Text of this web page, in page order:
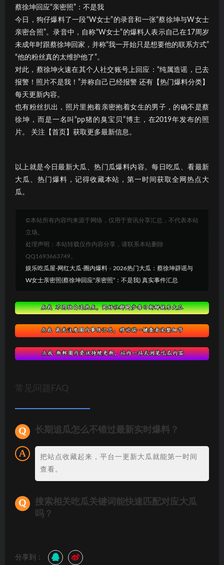
蔡徐坤回应“亲密照”：不是我
今日，狗仔爆料了一段“W女士”的录音和一张“蔡徐坤与W女士
亲密合照”。录音中，自称“W女士”的爆料人表示自己在17周岁
未成年时跟蔡徐坤回家，并称“我一开始只是想要他的联系方式”
“他的粉丝真的太维护他了”。
对此，蔡徐坤火速在其个人社交账号上回应：“纯属造谣，已去
报警！照片不是我！”并称自己已经报警 还有【热门爆料分类】
每天更新内容。
也有粉丝扒出，照片里抱着亲密抱着女生的男子，的确不是蔡
徐坤，而是一名叫“pp猪的臭宝贝”博主，在2019年发布的照
片。 关注【首页】获取更多最新信息。
以上就是今日最新大瓜、热门瓜爆料内容。每日吃瓜、看最新
大瓜、热门爆料，记得收藏本站，第一时间获取全网热点大
瓜。
©本站所有内容均来源于网络，仅用于资讯分享汇总，不代表本站
立场。
处理声明：本站转载仅作内容分享，请联系本站删除
QQ1693663749。
娱乐吃瓜屋-网红大瓜-圈内爆料 » 2026热门大瓜：蔡徐坤辟谣与
W女士亲密照(蔡徐坤回应“亲密照”：不是我) 真实事件汇总
常见问题FAQ
长期追瓜怎么不错过最新实时爆料？
把站点收藏起来，平台一更新大瓜就能第一时间
查看。
搜索相关吃瓜关键词能快速匹配对应大瓜
吗？
分享到：